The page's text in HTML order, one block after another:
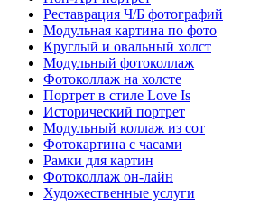
Реставрация Ч/Б фотографий
Модульная картина по фото
Круглый и овальный холст
Модульный фотоколлаж
Фотоколлаж на холсте
Портрет в стиле Love Is
Исторический портрет
Модульный коллаж из сот
Фотокартина с часами
Рамки для картин
Фотоколлаж он-лайн
Художественные услуги